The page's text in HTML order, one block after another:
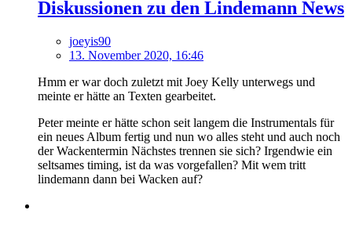
Diskussionen zu den Lindemann News
joeyis90
13. November 2020, 16:46
Hmm er war doch zuletzt mit Joey Kelly unterwegs und
meinte er hätte an Texten gearbeitet.
Peter meinte er hätte schon seit langem die Instrumentals für
ein neues Album fertig und nun wo alles steht und auch noch
der Wackentermin Nächstes trennen sie sich? Irgendwie ein
seltsames timing, ist da was vorgefallen? Mit wem tritt
lindemann dann bei Wacken auf?